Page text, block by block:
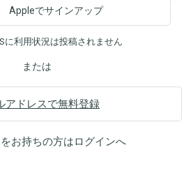
Appleでサインアップ
に利用状況は投稿されません
または
アドレスで無料登録
お持ちの方はログインへ